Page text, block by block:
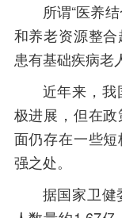
所谓“医养
和养老资源整
患有基础疾病老
近年来，
极进展，但在
面仍存在一些
强之处。
据国家卫